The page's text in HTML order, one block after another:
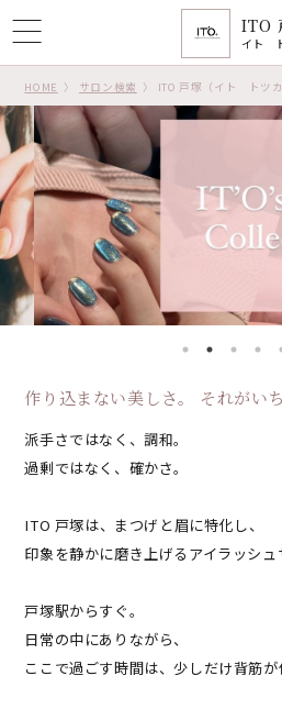
HOME サロン検索 ITO 戸塚（イト トツカ
ITO
イト
作り込まない美しさ。 それがい
派手さではなく、調和。
過剰ではなく、確かさ。
ITO 戸塚は、まつげと眉に特化し、
印象を静かに磨き上げるアイラッシュ
戸塚駅からすぐ。
日常の中にありながら、
ここで過ごす時間は、少しだけ背筋が